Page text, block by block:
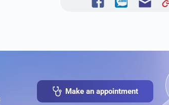
Make an appointment